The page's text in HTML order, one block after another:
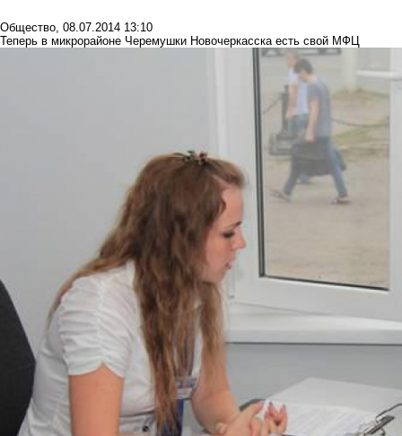
Общество, 08.07.2014 13:10
Теперь в микрорайоне Черемушки Новочеркасска есть свой МФЦ